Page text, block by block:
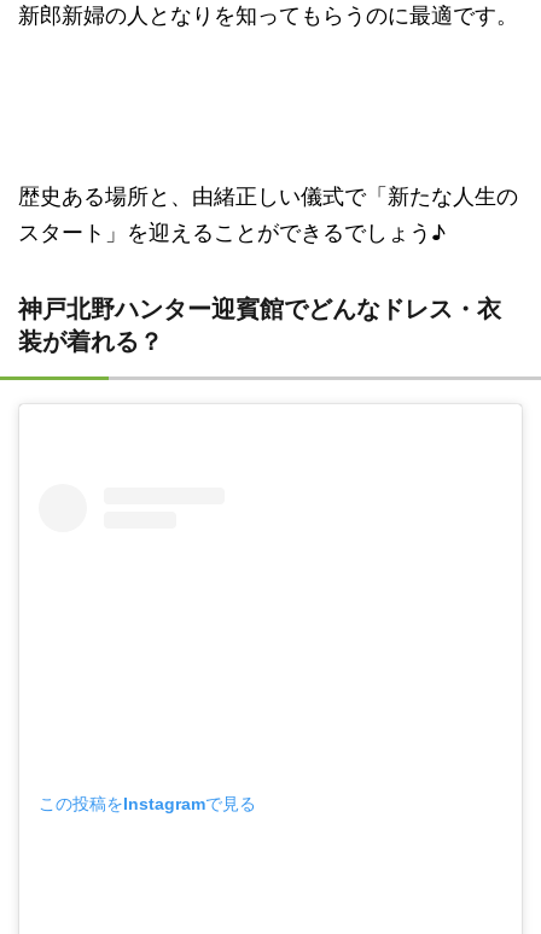
新郎新婦の人となりを知ってもらうのに最適です。
歴史ある場所と、由緒正しい儀式で「新たな人生の
スタート」を迎えることができるでしょう♪
神戸北野ハンター迎賓館でどんなドレス・衣
装が着れる？
この投稿をInstagramで見る